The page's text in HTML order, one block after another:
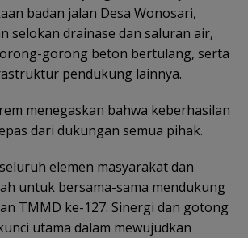
badan jalan Desa Wonosari,
selokan drainase dan saluran air,
gorong beton bertulang, serta
pendukung lainnya.
menegaskan bahwa keberhasilan
dari dukungan semua pihak.
elemen masyarakat dan
untuk bersama-sama mendukung
TMMD ke-127. Sinergi dan gotong
utama dalam mewujudkan